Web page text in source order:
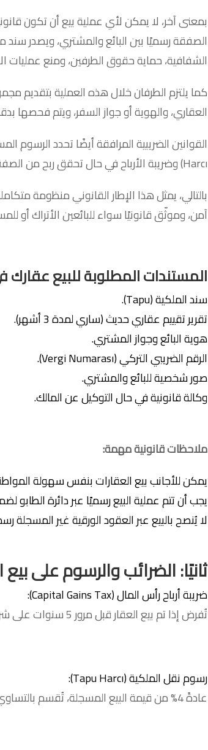
بمعنى آخر، لا يمكن لأي عملية بيع أن تكون
الصفقة رسميًا بين البائع والمشتري، ويصدر
الشفافية، حماية حقوق الطرفين، ومنع عمليات
كما يلتزم الطرفان خلال هذه العملية بتقديم
العقاري، والهوية أو جواز السفر، ويتم فحصها
Harcı) وضريبة الأرباح في حال تحقق ربح من الصفقة.
بالتالي، يمثل هذا الإطار القانوني منظومة
آمن، وموثّق قانونيًا سواء للبائعين الأتراك أو
المستندات المطلوبة للبيع عقارك
سند الملكية (Tapu).
تقرير تقييم عقاري حديث (ساري لمدة 3 أشهر).
هوية البائع وجواز المشتري.
الرقم الضريبي التركي (Vergi Numarası).
صور شخصية للبائع والمشتري.
وكالة قانونية في حال التوكيل عن المالك.
ملاحظات قانونية مهمة:
يمكن للأجانب بيع العقارات بنفس سهولة
يجب أن تتم عملية البيع رسميًا عبر دائرة الطابو
لا يُنصح بالبيع عبر العقود الورقية غير المسجلة
ثانيًا: الضرائب والرسوم على بيع
ضريبة أرباح رأس المال (Capital Gains Tax):
تُفرض إذا تم بيع العقار قبل مرور 5 سنوات على شرائه، وتحسب على الأرباح فقط.
رسوم نقل الملكية (Tapu Harcı):
عادةً 4% من قيمة البيع المسجلة، تُقسم بالتساوي بين البائع والمشتري ما لم يُتفق خلاف ذلك.